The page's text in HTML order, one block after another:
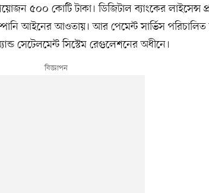
৫০০ কোটি টাকা। ডিজিটাল ব্যাংকের লাইসেন্স
আইনের আওতায়। আর পেমেন্ট সার্ভিস পরিচালিত
সেটেলমেন্ট সিস্টেম রেগুলেশনের অধীনে।